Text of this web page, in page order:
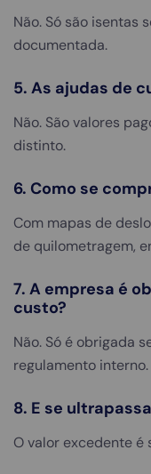
Não. Só são isentas
documentada.
5. As ajudas de
Não. São valores
distinto.
6. Como se
Com mapas de
de quilometragem,
7. A empresa é
custo?
Não. Só é obrigada
regulamento interno.
8. E se
O valor excedente é